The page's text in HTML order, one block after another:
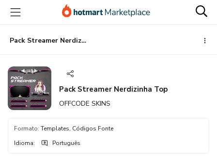
para
conteúdo
principal
para
pagamento
para
rodapé
Pack Streamer Nerdizinha Top
Pack Streamer Nerdizinha Top
OFFCODE SKINS
Formato: Templates, Códigos Fonte
Idioma: Português